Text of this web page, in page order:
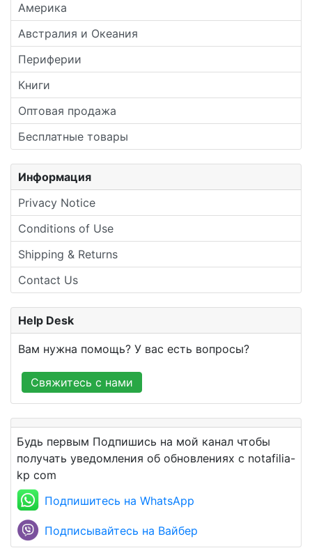
Америка
Австралия и Океания
Периферии
Книги
Оптовая продажа
Бесплатные товары
Информация
Privacy Notice
Conditions of Use
Shipping & Returns
Contact Us
Help Desk
Вам нужна помощь? У вас есть вопросы?
Свяжитесь с нами
Будь первым Подпишись на мой канал чтобы
получать уведомления об обновлениях с notafilia-
kp com
Подпишитесь на WhatsApp
Подписывайтесь на Вайбер